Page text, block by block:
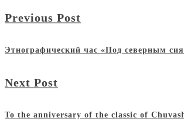
Previous Post
Этнографический час «Под северным
Next Post
To the anniversary of the classic of